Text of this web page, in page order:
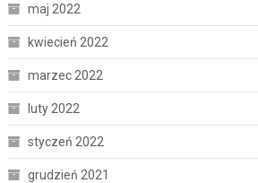
maj 2022
kwiecień 2022
marzec 2022
luty 2022
styczeń 2022
grudzień 2021